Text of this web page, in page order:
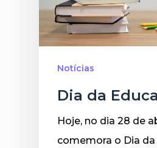
Notícias
Dia da
Hoje, no dia 28 de
comemora o Dia